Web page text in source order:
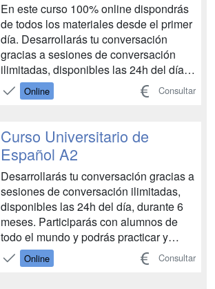
En este curso 100% online dispondrás
de todos los materiales desde el primer
día. Desarrollarás tu conversación
gracias a sesiones de conversación
ilimitadas, disponibles las 24h del día,
durante 6 meses. Participarás con
alumnos de todo el mundo y podrás
y pronunciaciones. Además, podrás
mejorar tu niv...
Online Consultar
Curso Universitario de
Español A2
Desarrollarás tu conversación gracias a
sesiones de conversación ilimitadas,
disponibles las 24h del día, durante 6
meses. Participarás con alumnos de
todo el mundo y podrás practicar y
aprender diferentes acentos y
pronunciaciones. Además, podrás
Online Consultar